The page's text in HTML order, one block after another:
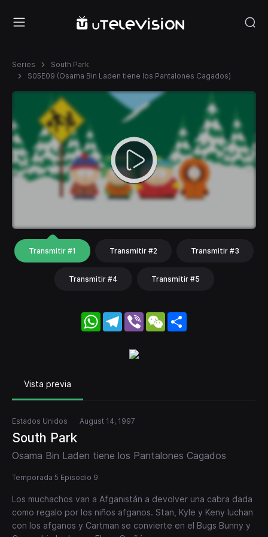
Series
South Park
S05E09 (Osama Bin Laden tiene los Pantalones Cagados)
Transmitir #1 Transmitir #2 Transmitir #3
Transmitir #4 Transmitir #5
WhatsApp
Telegram
Viber WeChat
Vista previa
Estados Unidos August 14, 1997
South Park
Osama Bin Laden tiene los Pantalones Cagados
Temporada 5 Episodio 9
Los muchachos van a Afganistán a devolver una cabra dada
como regalo por los niños afganos. Stan, Kyle y Keny luchan
con los afganos y Cartman se convierte en el Bugs Bunny y